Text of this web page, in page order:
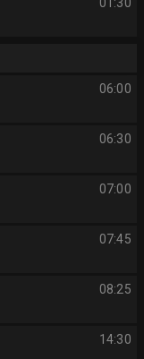
06:00
06:30
07:00
07:45
08:25
14:30